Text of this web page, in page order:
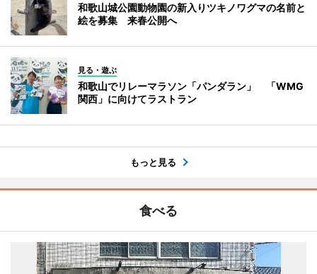
和歌山城公園動物園の新入りツキノワグマの名前と
絵を募集 来春公開へ
見る・遊ぶ
和歌山でリレーマラソン「パンダラン」 「WMG
関西」に向けてラストラン
もっと見る
食べる